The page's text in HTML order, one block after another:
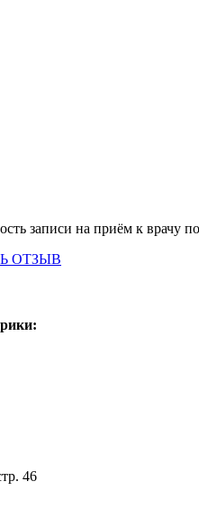
записи на приём к врачу
ОТЗЫВ
46